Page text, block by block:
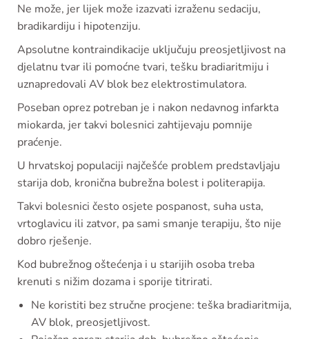
Ne može, jer lijek može izazvati izraženu sedaciju,
bradikardiju i hipotenziju.
Apsolutne kontraindikacije uključuju preosjetljivost na
djelatnu tvar ili pomoćne tvari, tešku bradiaritmiju i
uznapredovali AV blok bez elektrostimulatora.
Poseban oprez potreban je i nakon nedavnog infarkta
miokarda, jer takvi bolesnici zahtijevaju pomnije
praćenje.
U hrvatskoj populaciji najčešće problem predstavljaju
starija dob, kronična bubrežna bolest i politerapija.
Takvi bolesnici često osjete pospanost, suha usta,
vrtoglavicu ili zatvor, pa sami smanje terapiju, što nije
dobro rješenje.
Kod bubrežnog oštećenja i u starijih osoba treba
krenuti s nižim dozama i sporije titrirati.
Ne koristiti bez stručne procjene: teška bradiaritmija,
AV blok, preosjetljivost.